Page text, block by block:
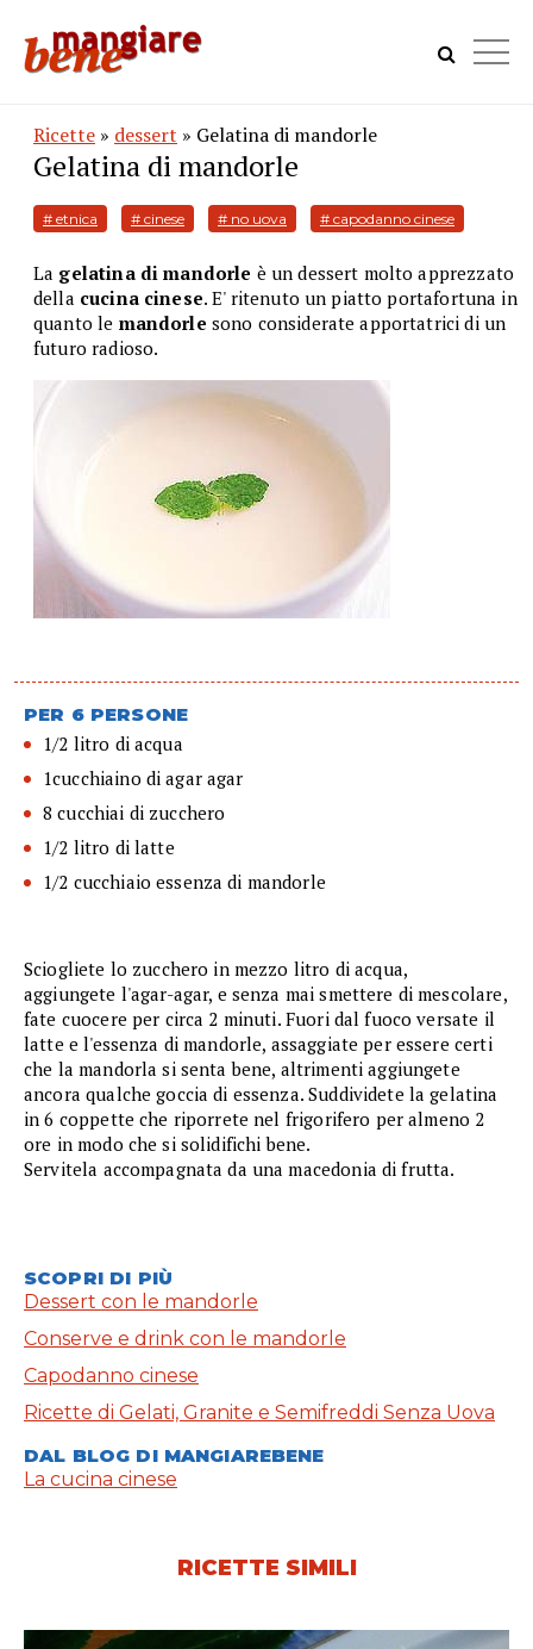
Ricette » dessert » Gelatina di mandorle
Gelatina di mandorle
# etnica # cinese # no uova # capodanno cinese
La gelatina di mandorle è un dessert molto apprezzato
della cucina cinese. E' ritenuto un piatto portafortuna in
quanto le mandorle sono considerate apportatrici di un
futuro radioso.
PER 6 PERSONE
1/2 litro di acqua
1cucchiaino di agar agar
8 cucchiai di zucchero
1/2 litro di latte
1/2 cucchiaio essenza di mandorle
Sciogliete lo zucchero in mezzo litro di acqua,
aggiungete l'agar-agar, e senza mai smettere di mescolare,
fate cuocere per circa 2 minuti. Fuori dal fuoco versate il
latte e l'essenza di mandorle, assaggiate per essere certi
che la mandorla si senta bene, altrimenti aggiungete
ancora qualche goccia di essenza. Suddividete la gelatina
in 6 coppette che riporrete nel frigorifero per almeno 2
ore in modo che si solidifichi bene.
Servitela accompagnata da una macedonia di frutta.
SCOPRI DI PIÙ
Dessert con le mandorle
Conserve e drink con le mandorle
Capodanno cinese
Ricette di Gelati, Granite e Semifreddi Senza Uova
DAL BLOG DI MANGIAREBENE
La cucina cinese
RICETTE SIMILI